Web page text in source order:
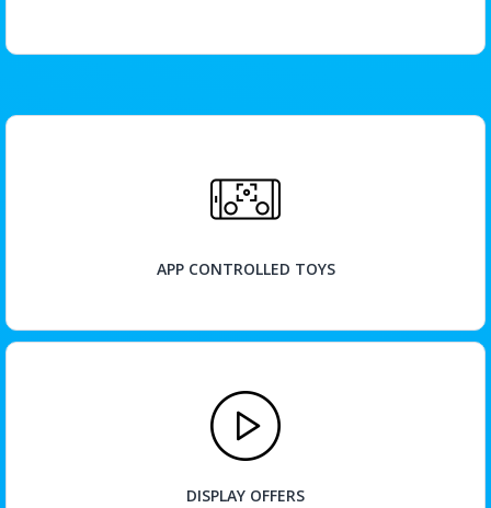
APP CONTROLLED TOYS
BEKIJK
DISPLAY OFFERS
BEKIJK